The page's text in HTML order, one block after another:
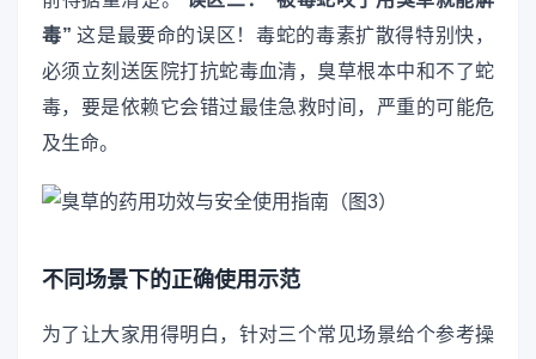
毒” 这是最要命的误区！毒蛇的毒素扩散得特别快，
必须立刻送医院打抗蛇毒血清，臭草根本中和不了蛇
毒，要是依赖它会错过最佳急救时间，严重的可能危
及生命。
不同场景下的正确使用示范
为了让大家用得明白，针对三个常见场景给个参考操